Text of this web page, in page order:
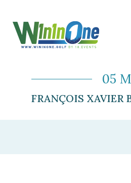
05
FRANÇOIS XAVIER